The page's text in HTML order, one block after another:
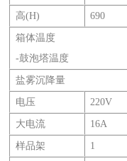
高(H) 690
箱体温度
-鼓泡塔温度
盐雾沉降量
电压 220V
大电流 16A
样品架 1